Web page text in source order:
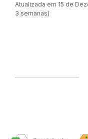
Atualizada em 15 de
3 semanas)